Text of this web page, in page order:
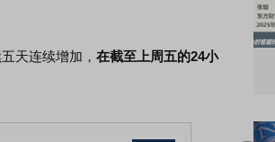
天连续增加， 在截至上周五的24小
解北交所知识 做理性投资者